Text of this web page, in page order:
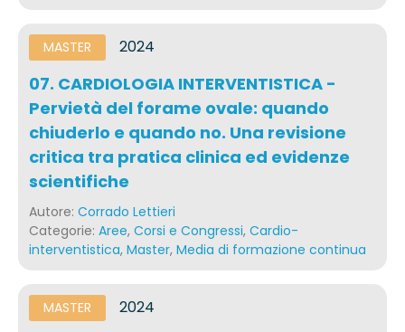
MASTER 2024
07. CARDIOLOGIA INTERVENTISTICA -
Pervietà del forame ovale: quando
chiuderlo e quando no. Una revisione
critica tra pratica clinica ed evidenze
scientifiche
Autore: Corrado Lettieri
Categorie: Aree, Corsi e Congressi, Cardio-
interventistica, Master, Media di formazione continua
MASTER 2024